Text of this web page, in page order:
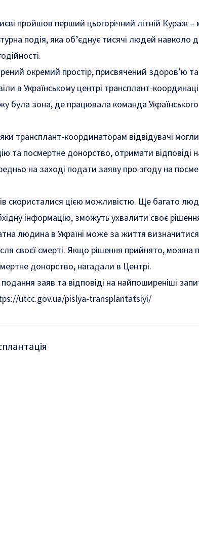
пройшов перший цьогорічний літній Кураж –
подія, яка обʼєднує тисячі людей навколо
окремий простір, присвячений здоров’ю
в Українському центрі трансплант-
була зона, де працювала команда
трансплант-координаторам відвідувачі
та посмертне донорство, отримати відповіді
на заході подати заяву про згоду на
скористалися цією можливістю. Ще багато
інформацію, зможуть ухвалити своє
людина в Україні може за життя
своєї смерті. Якщо рішення прийнято, можна
донорство, нагадали в Центрі.
заяв та відповіді на найпоширеніші
utcc.gov.ua/pislya-transplantatsiyi/